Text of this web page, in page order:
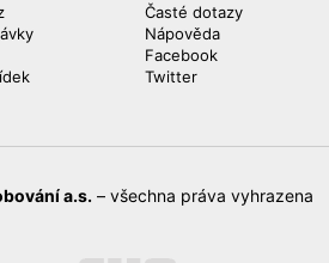
Časté dotazy
Nápověda
Facebook
Twitter
a.s. – všechna práva vyhrazena